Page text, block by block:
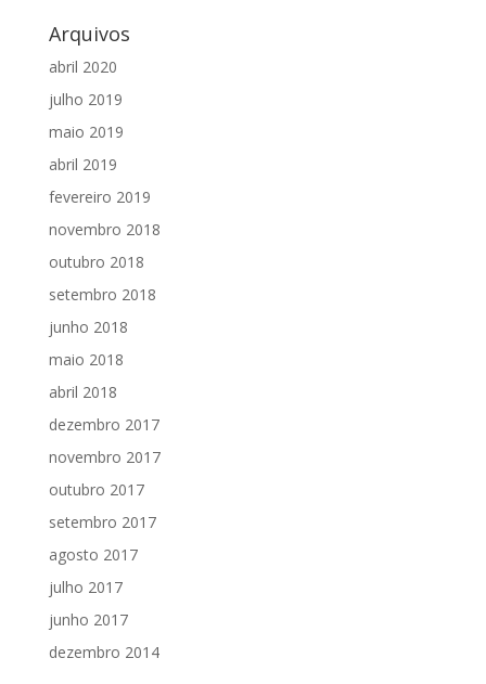
Arquivos
abril 2020
julho 2019
maio 2019
abril 2019
fevereiro 2019
novembro 2018
outubro 2018
setembro 2018
junho 2018
maio 2018
abril 2018
dezembro 2017
novembro 2017
outubro 2017
setembro 2017
agosto 2017
julho 2017
junho 2017
dezembro 2014